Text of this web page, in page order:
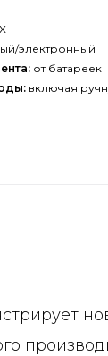
электронный
от батареек
включая